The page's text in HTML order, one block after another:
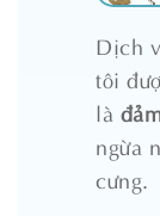
Dịch
tôi
là
ngừa
cưng.